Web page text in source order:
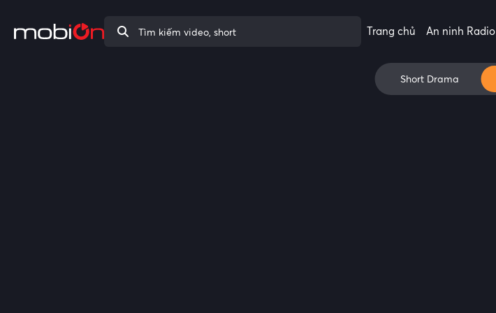
Trang chủ An ninh Radio
Short Drama